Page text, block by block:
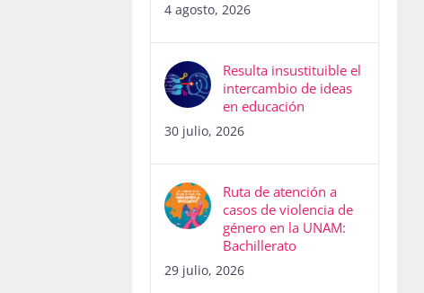
4 agosto, 2026
Resulta insustituible el
intercambio de ideas
en educación
30 julio, 2026
Ruta de atención a
casos de violencia de
género en la UNAM:
Bachillerato
29 julio, 2026